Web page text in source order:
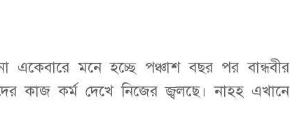
একেবারে মনে হচ্ছে পঞ্চাশ বছর পর বান্ধবীর
কাজ কর্ম দেখে নিজের জ্বলছে। নাহহ এখানে